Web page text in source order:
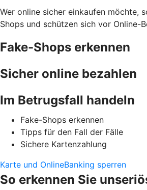
Wer online sicher einkaufen möchte,
Shops und schützen sich vor Online-
Fake-Shops erkennen
Sicher online bezahlen
Im Betrugsfall handeln
Fake-Shops erkennen
Tipps für den Fall der Fälle
Sichere Kartenzahlung
Karte und OnlineBanking sperren
So erkennen Sie